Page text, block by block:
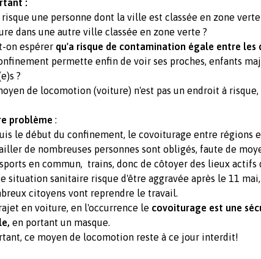
:
risque une personne dont la ville est classée en zone
dans une autre ville classée en zone verte ?
on espérer qu'a risque de contamination égale entre les
permette enfin de voir ses proches, enfants
?
de locomotion (voiture) n'est pas un endroit à
problème :
le début du confinement, le covoiturage entre régions
de nombreuses personnes sont obligés, faute de
en commun, trains, donc de côtoyer des lieux actifs
situation sanitaire risque d'être aggravée après le 11
citoyens vont reprendre le travail.
en voiture, en l'occurrence le covoiturage est une
en portant un masque.
ce moyen de locomotion reste à ce jour interdit!